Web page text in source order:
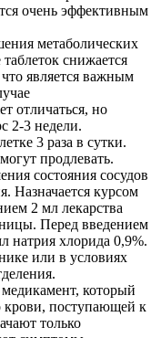
очень эффективным
метаболических
снижается
является важным
отличаться, но
2-3 недели.
3 раза в сутки.
продлевать.
состояния сосудов
Назначается курсом
2 мл лекарства
Перед введением
натрия хлорида 0,9%.
или в условиях
который
крови, поступающей к
только